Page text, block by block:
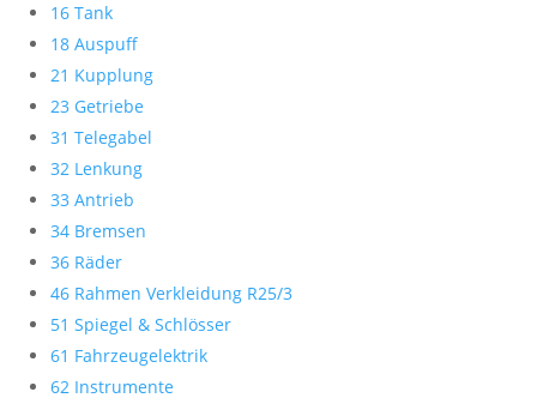
16 Tank
18 Auspuff
21 Kupplung
23 Getriebe
31 Telegabel
32 Lenkung
33 Antrieb
34 Bremsen
36 Räder
46 Rahmen Verkleidung R25/3
51 Spiegel & Schlösser
61 Fahrzeugelektrik
62 Instrumente